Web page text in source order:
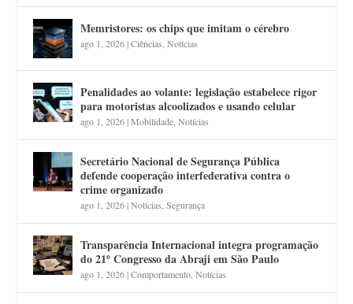
Memristores: os chips que imitam o cérebro
ago 1, 2026|Ciências ,Notícias
Penalidades ao volante: legislação estabelece rigor
para motoristas alcoolizados e usando celular
ago 1, 2026|Mobilidade ,Notícias
Secretário Nacional de Segurança Pública
defende cooperação interfederativa contra o
crime organizado
ago 1, 2026|Notícias ,Segurança
Transparência Internacional integra programação
do 21º Congresso da Abraji em São Paulo
ago 1, 2026|Comportamento ,Notícias